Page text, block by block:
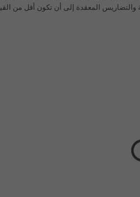
والتضاريس المعقدة إلى أن تكون أقل من